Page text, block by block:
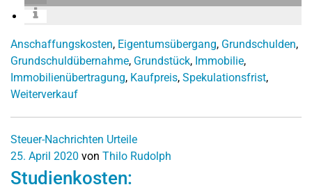
Anschaffungskosten, Eigentumsübergang, Grundschulden,
Grundschuldübernahme, Grundstück, Immobilie,
Immobilienübertragung, Kaufpreis, Spekulationsfrist,
Weiterverkauf
Steuer-Nachrichten Urteile
25. April 2020 von Thilo Rudolph
Studienkosten: